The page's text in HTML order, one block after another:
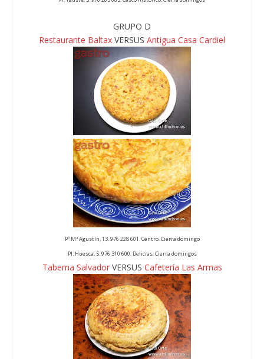
GRUPO D
Restaurante Baltax VERSUS Antigua Casa Cardiel
Pº Mª Agustín, 13. 976 228 601. Centro. Cierra domingo
Pl. Huesca, 5. 976 310 600. Delicias. Cierra domingos
Taberna SalvadorVERSUS Cafetería Las Armas